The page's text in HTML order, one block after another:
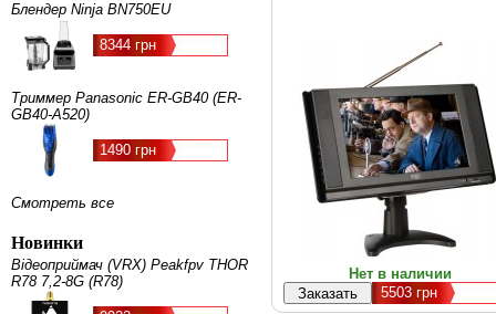
Блендер Ninja BN750EU
8344 грн
Триммер Panasonic ER-GB40 (ER-
GB40-A520)
1490 грн
Смотреть все
Новинки
Відеоприймач (VRX) Peakfpv THOR
R78 7,2-8G (R78)
Нет в наличии
5503 грн